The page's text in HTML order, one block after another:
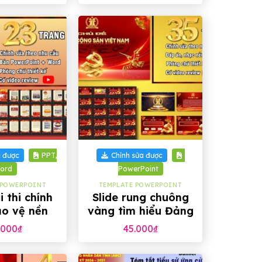
được
PPT,
thi chính
vệ nền
của
₫
+
Chỉnh sửa được
PowerPoint
TEMPLATE POWERPOINT
Slide rung chuông
vàng tìm hiểu Đảng
Cộng Sản Việt Nam
45.000₫